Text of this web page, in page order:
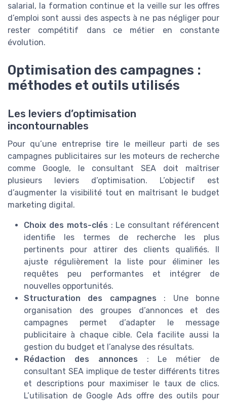
salarial, la formation continue et la veille sur les offres
d’emploi sont aussi des aspects à ne pas négliger pour
rester compétitif dans ce métier en constante
évolution.
Optimisation des campagnes :
méthodes et outils utilisés
Les leviers d’optimisation
incontournables
Pour qu’une entreprise tire le meilleur parti de ses
campagnes publicitaires sur les moteurs de recherche
comme Google, le consultant SEA doit maîtriser
plusieurs leviers d’optimisation. L’objectif est
d’augmenter la visibilité tout en maîtrisant le budget
marketing digital.
Choix des mots-clés : Le consultant référencent
identifie les termes de recherche les plus
pertinents pour attirer des clients qualifiés. Il
ajuste régulièrement la liste pour éliminer les
requêtes peu performantes et intégrer de
nouvelles opportunités.
Structuration des campagnes : Une bonne
organisation des groupes d’annonces et des
campagnes permet d’adapter le message
publicitaire à chaque cible. Cela facilite aussi la
gestion du budget et l’analyse des résultats.
Rédaction des annonces : Le métier de
consultant SEA implique de tester différents titres
et descriptions pour maximiser le taux de clics.
L’utilisation de Google Ads offre des outils pour